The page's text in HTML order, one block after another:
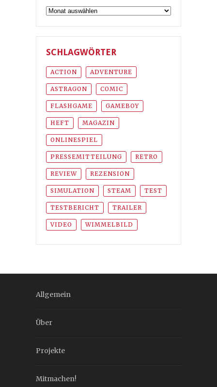
Archiv
SCHLAGWÖRTER
ACTION ADVENTURE
ASTRAGON COMIC
FLASHGAME GAMEBOY
HEFT MAGAZIN
ONLINESPIEL
PRESSEMITTEILUNG RETRO
REVIEW REZENSION
SIMULATION STEAM TEST
TESTBERICHT TRAILER
VIDEO WIMMELBILD
Allgemein
Über
Projekte
Mitmachen!